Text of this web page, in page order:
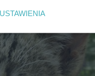
USTAWIENIA